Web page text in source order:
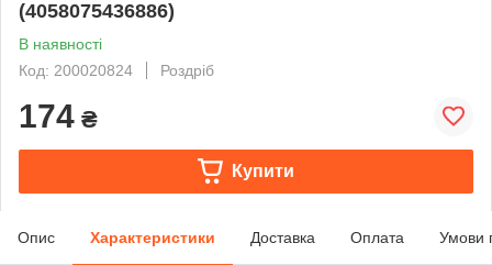
(4058075436886)
В наявності
Код: 200020824
Роздріб
174 ₴
Купити
Опис Характеристики Доставка Оплата Умови